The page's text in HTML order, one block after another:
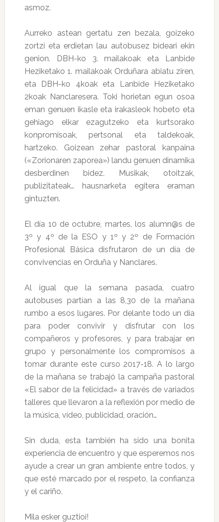
asmoz.
Aurreko astean gertatu zen bezala, goizeko
zortzi eta erdietan lau autobusez bideari ekin
genion. DBH-ko 3. mailakoak eta Lanbide
Heziketako 1. mailakoak Orduñara abiatu ziren,
eta DBH-ko 4koak eta Lanbide Heziketako
2koak Nanclaresera. Toki horietan egun osoa
eman genuen ikasle eta irakasleok hobeto eta
gehiago elkar ezagutzeko eta kurtsorako
konpromisoak, pertsonal eta taldekoak,
hartzeko. Goizean zehar pastoral kanpaina
(«Zorionaren zaporea») landu genuen dinamika
desberdinen bidez. Musikak, otoitzak,
publizitateak… hausnarketa egitera eraman
gintuzten.
El día 10 de octubre, martes, los alumn@s de
3º y 4º de la ESO y 1º y 2º de Formación
Profesional Básica disfrutaron de un día de
convivencias en Orduña y Nanclares.
Al igual que la semana pasada, cuatro
autobuses partían a las 8,30 de la mañana
rumbo a esos lugares. Por delante todo un día
para poder convivir y disfrutar con los
compañeros y profesores, y para trabajar en
grupo y personalmente los compromisos a
tomar durante este curso 2017-18. A lo largo
de la mañana se trabajó la campaña pastoral
«El sabor de la felicidad» a través de variados
talleres que llevaron a la reflexión por medio de
la música, vídeo, publicidad, oración…
Sin duda, esta también ha sido una bonita
experiencia de encuentro y que esperemos nos
ayude a crear un gran ambiente entre todos, y
que esté marcado por el respeto, la confianza
y el cariño.
Mila esker guztioi!